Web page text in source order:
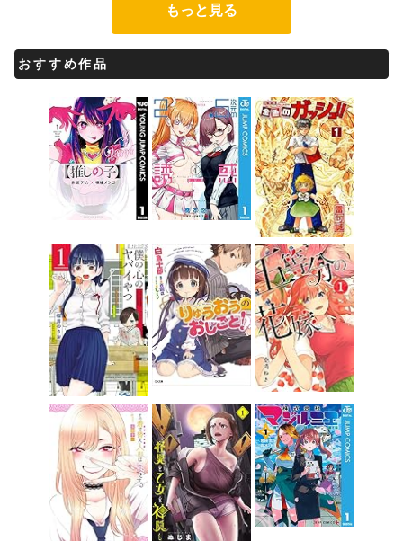
もっと見る
おすすめ作品